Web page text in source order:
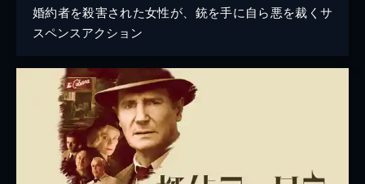
婚約者を殺害された女性が、銃を手に自ら悪を裁くサ
スペンスアクション